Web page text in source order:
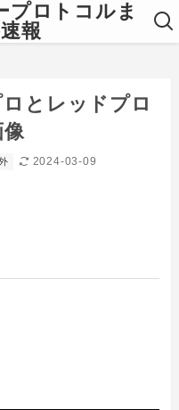
プロトコルま
報
ロとレッドプロ
像
2024-03-09